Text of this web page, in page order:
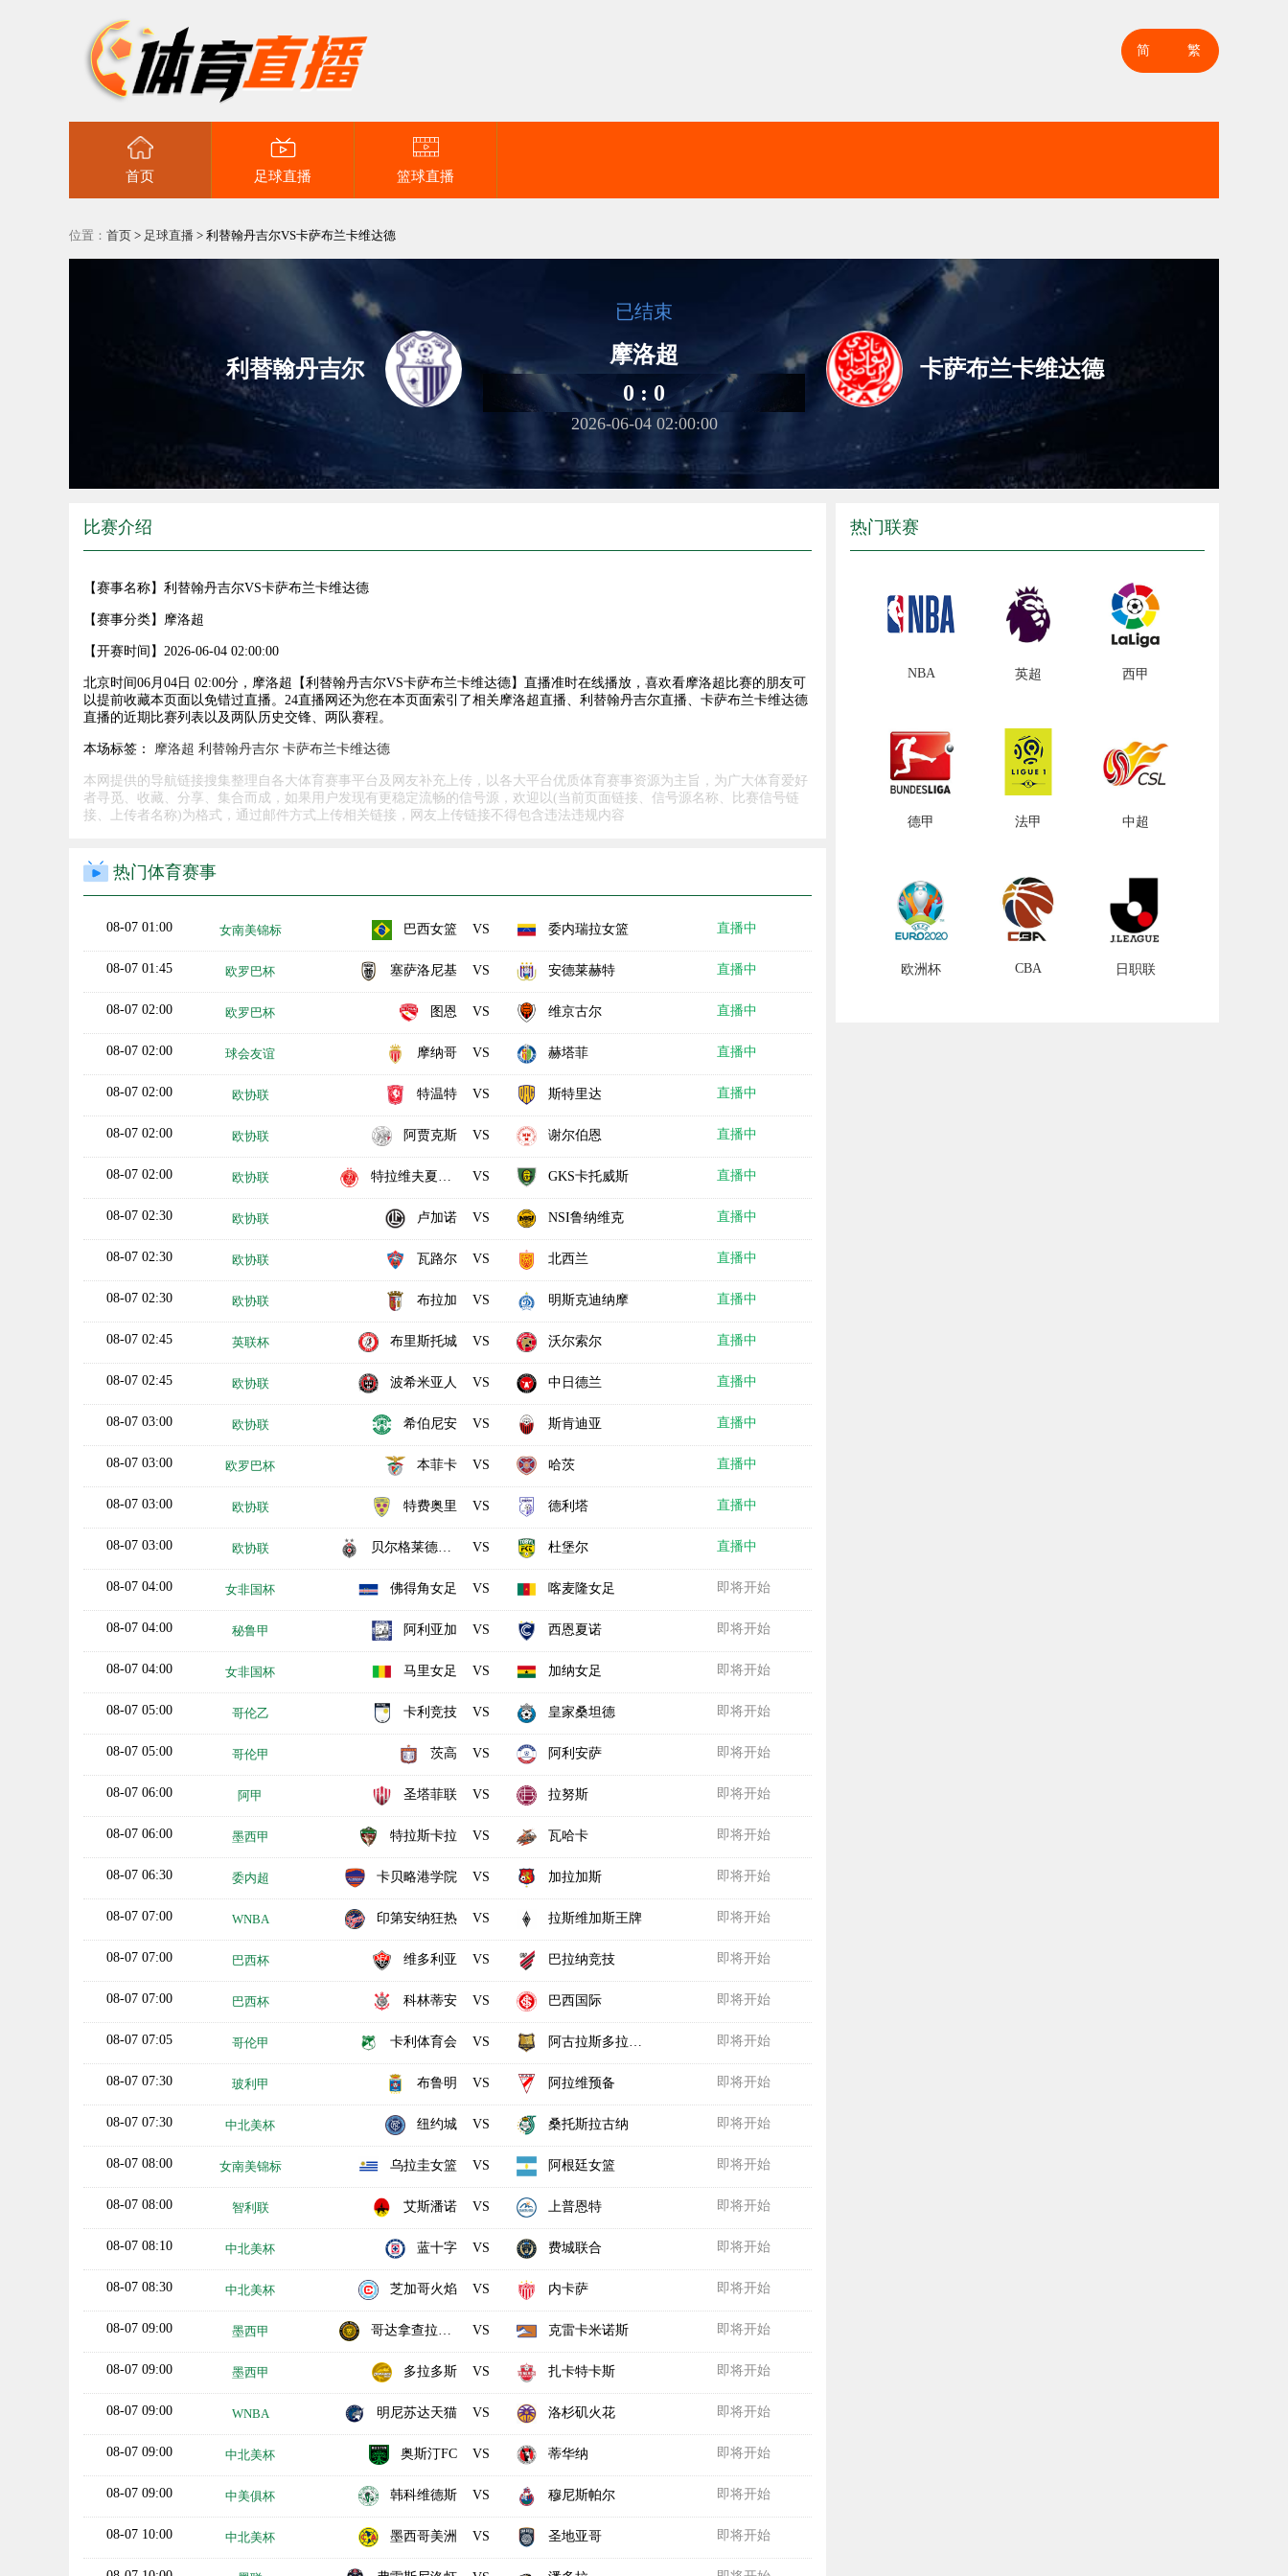
简 繁
首页 足球直播 篮球直播
位置： 首页 > 足球直播 > 利替翰丹吉尔VS卡萨布兰卡维达德
利替翰丹吉尔
已结束
摩洛超
0 : 0
2026-06-04 02:00:00
卡萨布兰卡维达德
比赛介绍
【赛事名称】 利替翰丹吉尔VS卡萨布兰卡维达德
【赛事分类】 摩洛超
【开赛时间】 2026-06-04 02:00:00
北京时间06月04日 02:00分，摩洛超【利替翰丹吉尔VS卡萨布兰卡维达德】直播准时在线播放，喜欢看摩洛超比赛的朋友可
以提前收藏本页面以免错过直播。24直播网还为您在本页面索引了相关摩洛超直播、利替翰丹吉尔直播、卡萨布兰卡维达德
直播的近期比赛列表以及两队历史交锋、两队赛程。
本场标签： 摩洛超 利替翰丹吉尔 卡萨布兰卡维达德
本网提供的导航链接搜集整理自各大体育赛事平台及网友补充上传，以各大平台优质体育赛事资源为主旨，为广大体育爱好
者寻觅、收藏、分享、集合而成，如果用户发现有更稳定流畅的信号源，欢迎以(当前页面链接、信号源名称、比赛信号链
接、上传者名称)为格式，通过邮件方式上传相关链接，网友上传链接不得包含违法违规内容
热门体育赛事
08-07 01:00 女南美锦标 巴西女篮 VS 委内瑞拉女篮 直播中
08-07 01:45 欧罗巴杯 塞萨洛尼基 VS 安德莱赫特 直播中
08-07 02:00 欧罗巴杯 图恩 VS 维京古尔 直播中
08-07 02:00 球会友谊 摩纳哥 VS 赫塔菲 直播中
08-07 02:00 欧协联 特温特 VS 斯特里达 直播中
08-07 02:00 欧协联 阿贾克斯 VS 谢尔伯恩 直播中
08-07 02:00 欧协联 特拉维夫夏普尔 VS GKS卡托威斯 直播中
08-07 02:30 欧协联 卢加诺 VS NSI鲁纳维克 直播中
08-07 02:30 欧协联 瓦路尔 VS 北西兰 直播中
08-07 02:30 欧协联 布拉加 VS 明斯克迪纳摩 直播中
08-07 02:45 英联杯 布里斯托城 VS 沃尔索尔 直播中
08-07 02:45 欧协联 波希米亚人 VS 中日德兰 直播中
08-07 03:00 欧协联 希伯尼安 VS 斯肯迪亚 直播中
08-07 03:00 欧罗巴杯 本菲卡 VS 哈茨 直播中
08-07 03:00 欧协联 特费奥里 VS 德利塔 直播中
08-07 03:00 欧协联 贝尔格莱德游击 VS 杜堡尔 直播中
08-07 04:00 女非国杯 佛得角女足 VS 喀麦隆女足 即将开始
08-07 04:00 秘鲁甲 阿利亚加 VS 西恩夏诺 即将开始
08-07 04:00 女非国杯 马里女足 VS 加纳女足 即将开始
08-07 05:00 哥伦乙 卡利竞技 VS 皇家桑坦德 即将开始
08-07 05:00 哥伦甲 茨高 VS 阿利安萨 即将开始
08-07 06:00 阿甲 圣塔菲联 VS 拉努斯 即将开始
08-07 06:00 墨西甲 特拉斯卡拉 VS 瓦哈卡 即将开始
08-07 06:30 委内超 卡贝略港学院 VS 加拉加斯 即将开始
08-07 07:00 WNBA 印第安纳狂热 VS 拉斯维加斯王牌 即将开始
08-07 07:00 巴西杯 维多利亚 VS 巴拉纳竞技 即将开始
08-07 07:00 巴西杯 科林蒂安 VS 巴西国际 即将开始
08-07 07:05 哥伦甲 卡利体育会 VS 阿古拉斯多拉达斯 即将开始
08-07 07:30 玻利甲 布鲁明 VS 阿拉维预备 即将开始
08-07 07:30 中北美杯 纽约城 VS 桑托斯拉古纳 即将开始
08-07 08:00 女南美锦标 乌拉圭女篮 VS 阿根廷女篮 即将开始
08-07 08:00 智利联 艾斯潘诺 VS 上普恩特 即将开始
08-07 08:10 中北美杯 蓝十字 VS 费城联合 即将开始
08-07 08:30 中北美杯 芝加哥火焰 VS 内卡萨 即将开始
08-07 09:00 墨西甲 哥达拿查拉大学 VS 克雷卡米诺斯 即将开始
08-07 09:00 墨西甲 多拉多斯 VS 扎卡特卡斯 即将开始
08-07 09:00 WNBA 明尼苏达天猫 VS 洛杉矶火花 即将开始
08-07 09:00 中北美杯 奥斯汀FC VS 蒂华纳 即将开始
08-07 09:00 中美俱杯 韩科维德斯 VS 穆尼斯帕尔 即将开始
08-07 10:00 中北美杯 墨西哥美洲 VS 圣地亚哥 即将开始
热门联赛
NBA 英超 西甲
德甲 法甲 中超
欧洲杯 CBA 日职联